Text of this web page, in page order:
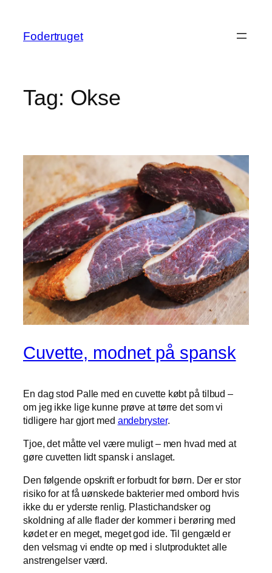
indhold
Fodertruget
Tag: Okse
Cuvette, modnet på spansk
En dag stod Palle med en cuvette købt på tilbud –
om jeg ikke lige kunne prøve at tørre det som vi
tidligere har gjort med andebryster.
Tjoe, det måtte vel være muligt – men hvad med at
gøre cuvetten lidt spansk i anslaget.
Den følgende opskrift er forbudt for børn. Der er stor
risiko for at få uønskede bakterier med ombord hvis
ikke du er yderste renlig. Plastichandsker og
skoldning af alle flader der kommer i berøring med
kødet er en meget, meget god ide. Til gengæld er
den velsmag vi endte op med i slutproduktet alle
anstrengelser værd.